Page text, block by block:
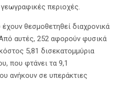
περιοχές.
θεσμοθετηθεί διαχρονικά
αυτές, 252 αφορούν φυσικά
5,81 δισεκατομμύρια
που φτάνει τα 9,1
ανήκουν σε υπεράκτιες